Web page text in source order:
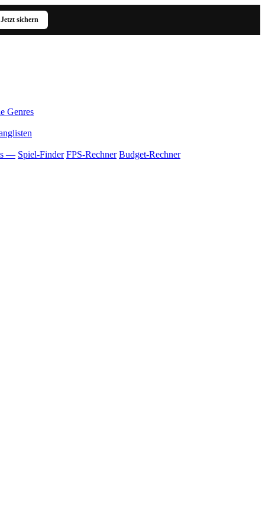
Jetzt sichern
Genres
— Spiel-Finder FPS-Rechner Budget-Rechner